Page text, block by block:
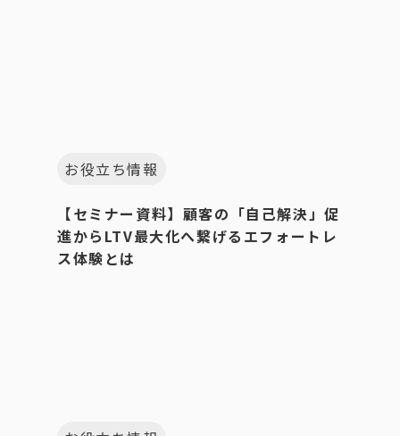
お役立ち情報
【セミナー資料】顧客の「自己解決」促
進からLTV最大化へ繋げるエフォートレ
ス体験とは